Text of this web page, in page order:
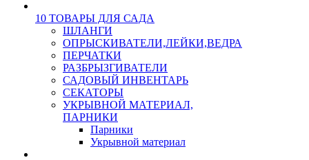
10 ТОВАРЫ ДЛЯ САДА
ШЛАНГИ
ОПРЫСКИВАТЕЛИ,ЛЕЙКИ,ВЕДРА
ПЕРЧАТКИ
РАЗБРЫЗГИВАТЕЛИ
САДОВЫЙ ИНВЕНТАРЬ
СЕКАТОРЫ
УКРЫВНОЙ МАТЕРИАЛ,
ПАРНИКИ
Парники
Укрывной материал